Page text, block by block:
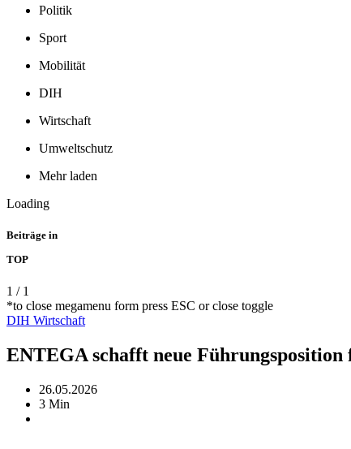
Politik
Sport
Mobilität
DIH
Wirtschaft
Umweltschutz
Mehr laden
Loading
Beiträge in
TOP
1 / 1
*to close megamenu form press ESC or close toggle
DIH Wirtschaft
ENTEGA schafft neue
26.05.2026
3 Min